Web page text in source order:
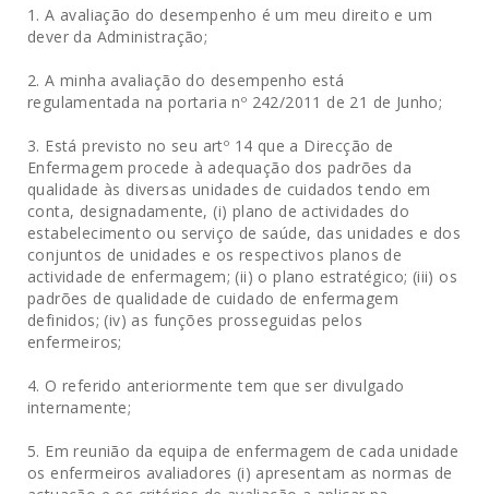
1. A avaliação do desempenho é um meu direito e um
dever da Administração;
2. A minha avaliação do desempenho está
regulamentada na portaria nº 242/2011 de 21 de Junho;
3. Está previsto no seu artº 14 que a Direcção de
Enfermagem procede à adequação dos padrões da
qualidade às diversas unidades de cuidados tendo em
conta, designadamente, (i) plano de actividades do
estabelecimento ou serviço de saúde, das unidades e dos
conjuntos de unidades e os respectivos planos de
actividade de enfermagem; (ii) o plano estratégico; (iii) os
padrões de qualidade de cuidado de enfermagem
definidos; (iv) as funções prosseguidas pelos
enfermeiros;
4. O referido anteriormente tem que ser divulgado
internamente;
5. Em reunião da equipa de enfermagem de cada unidade
os enfermeiros avaliadores (i) apresentam as normas de